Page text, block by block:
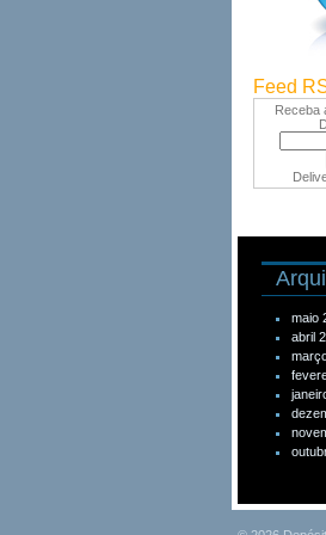
Feed
Receba
maio
abril